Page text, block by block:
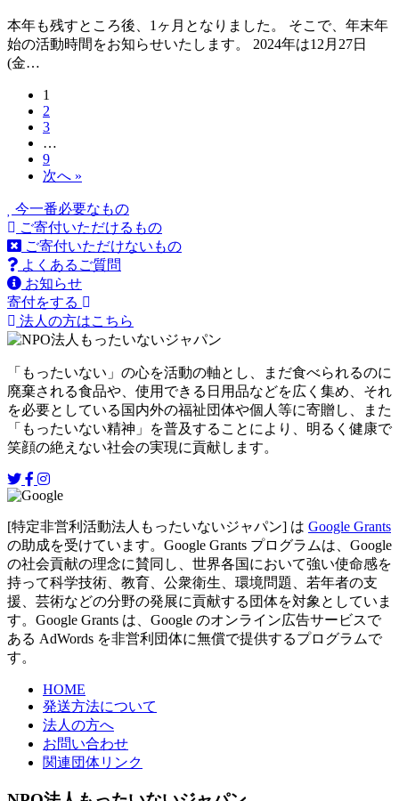
本年も残すところ後、1ヶ月となりました。 そこで、年末年
始の活動時間をお知らせいたします。 2024年は12月27日
(金…
1
2
3
…
9
次へ »
今一番必要なもの
ご寄付いただけるもの
ご寄付いただけないもの
よくあるご質問
お知らせ
寄付をする
法人の方はこちら
「もったいない」の心を活動の軸とし、まだ食べられるのに
廃棄される食品や、使用できる日用品などを広く集め、それ
を必要としている国内外の福祉団体や個人等に寄贈し、また
「もったいない精神」を普及することにより、明るく健康で
笑顔の絶えない社会の実現に貢献します。
[特定非営利活動法人もったいないジャパン] は Google Grants
の助成を受けています。Google Grants プログラムは、Google
の社会貢献の理念に賛同し、世界各国において強い使命感を
持って科学技術、教育、公衆衛生、環境問題、若年者の支
援、芸術などの分野の発展に貢献する団体を対象としていま
す。Google Grants は、Google のオンライン広告サービスで
ある AdWords を非営利団体に無償で提供するプログラムで
す。
HOME
発送方法について
法人の方へ
お問い合わせ
関連団体リンク